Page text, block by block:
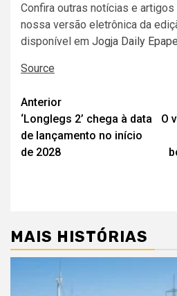
Confira outras notícias e artigos
nossa versão eletrônica da
disponível em Jogja Daily
Source
Navegação
de
artigos
Anterior
‘Longlegs 2’ chega à data
de lançamento no início
de 2028
O
MAIS HISTÓRIAS